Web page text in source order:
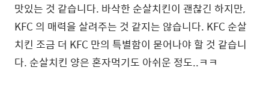
맛있는 것 같습니다. 바삭한 순살치킨이 괜찮긴 하지만,
KFC 의 매력을 살려주는 것 같지는 않습니다. KFC 순살
치킨 조금 더 KFC 만의 특별함이 묻어나야 할 것 같습니
다. 순살치킨 양은 혼자먹기도 아쉬운 정도..ㅋㅋ